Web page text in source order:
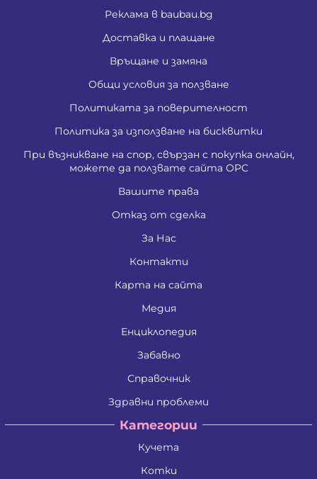
Реклама в baubau.bg
Доставка и плащане
Връщане и замяна
Общи условия за ползване
Политиката за поверителност
Политика за използване на бисквитки
При възникване на спор, свързан с покупка онлайн,
можете да ползвате сайта ОРС
Вашите права
Отказ от сделка
За Нас
Контакти
Карта на сайта
Медия
Енциклопедия
Забавно
Справочник
Здравни проблеми
Категории
Кучета
Котки